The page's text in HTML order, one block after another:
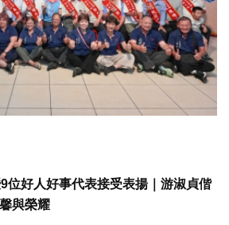
位好人好事代表接受表揚｜游淑貞偕
與榮耀